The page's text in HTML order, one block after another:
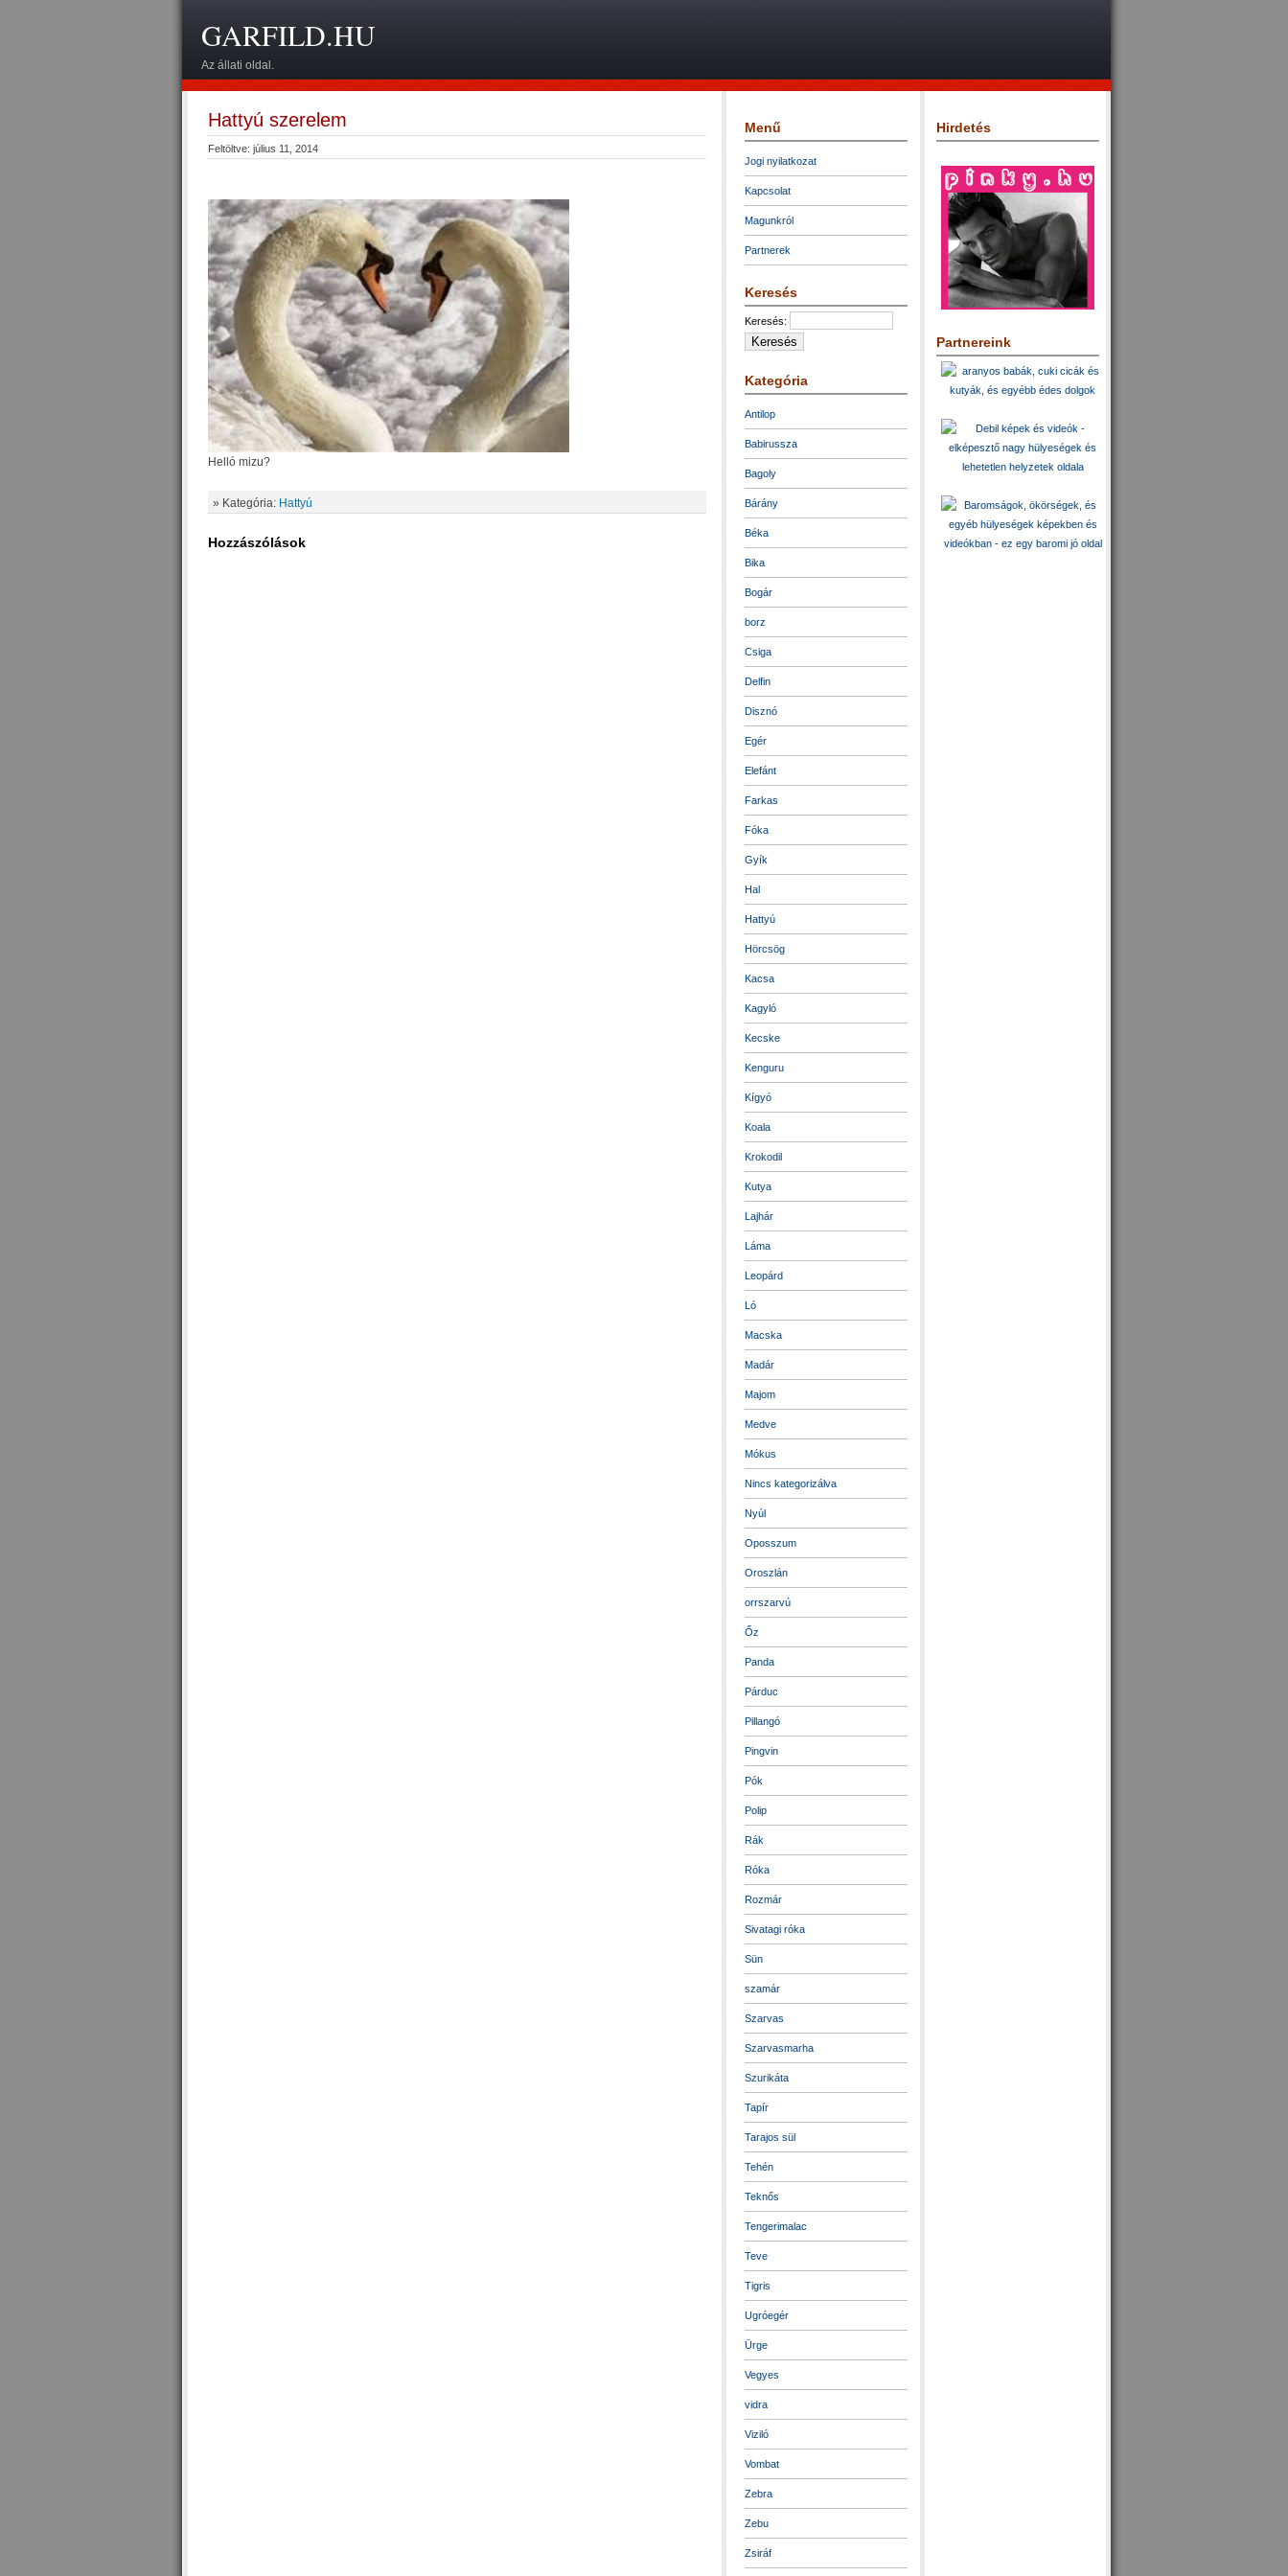
GARFILD.HU
Az állati oldal.
Hattyú szerelem
Feltöltve: július 11, 2014
Helló mizu?
» Kategória: Hattyú
Hozzászólások
Menű
Jogi nyilatkozat
Kapcsolat
Magunkról
Partnerek
Keresés
Keresés:
Kategória
Antilop
Babirussza
Bagoly
Bárány
Béka
Bika
Bogár
borz
Csiga
Delfin
Disznó
Egér
Elefánt
Farkas
Fóka
Gyík
Hal
Hattyú
Hörcsög
Kacsa
Kagyló
Kecske
Kenguru
Kígyó
Koala
Krokodil
Kutya
Lajhár
Láma
Leopárd
Ló
Macska
Madár
Majom
Medve
Mókus
Nincs kategorizálva
Nyúl
Oposszum
Oroszlán
orrszarvú
Őz
Panda
Párduc
Pillangó
Pingvin
Pók
Polip
Rák
Róka
Rozmár
Sivatagi róka
Sün
szamár
Szarvas
Szarvasmarha
Szurikáta
Tapír
Tarajos sül
Tehén
Teknős
Tengerimalac
Teve
Tigris
Ugróegér
Ürge
Vegyes
vidra
Viziló
Vombat
Zebra
Zebu
Zsiráf
Hirdetés
Partnereink